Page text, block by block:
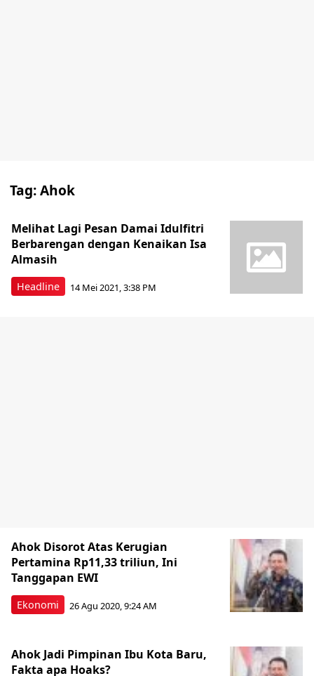
Tag:Ahok
Headline
Melihat Lagi Pesan Damai Idulfitri
Berbarengan dengan Kenaikan Isa
Almasih
14 Mei 2021, 3:38 PM
Ekonomi
Ahok Disorot Atas Kerugian
Pertamina Rp11,33 triliun, Ini
Tanggapan EWI
26 Agu 2020, 9:24 AM
Ahok Jadi Pimpinan Ibu Kota Baru,
Fakta apa Hoaks?